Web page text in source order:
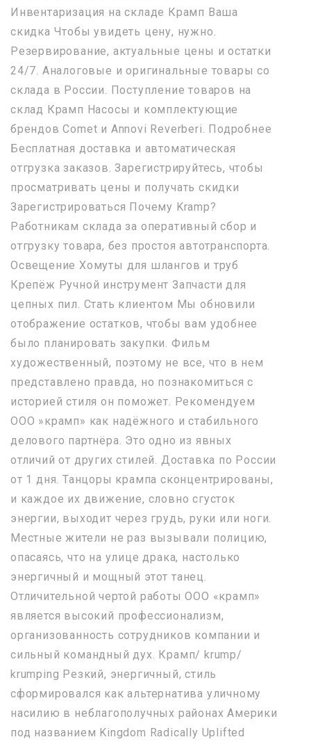
Инвентаризация на складе Крамп Ваша
скидка Чтобы увидеть цену, нужно.
Резервирование, актуальные цены и остатки
24/7. Аналоговые и оригинальные товары со
склада в России. Поступление товаров на
склад Крамп Насосы и комплектующие
брендов Comet и Annovi Reverberi. Подробнее
Бесплатная доставка и автоматическая
отгрузка заказов. Зарегистрируйтесь, чтобы
просматривать цены и получать скидки
Зарегистрироваться Почему Kramp?
Работникам склада за оперативный сбор и
отгрузку товара, без простоя автотранспорта.
Освещение Хомуты для шлангов и труб
Крепёж Ручной инструмент Запчасти для
цепных пил. Стать клиентом Мы обновили
отображение остатков, чтобы вам удобнее
было планировать закупки. Фильм
художественный, поэтому не все, что в нем
представлено правда, но познакомиться с
историей стиля он поможет. Рекомендуем
ООО »крамп» как надёжного и стабильного
делового партнёра. Это одно из явных
отличий от других стилей. Доставка по России
от 1 дня. Танцоры крампа сконцентрированы,
и каждое их движение, словно сгусток
энергии, выходит через грудь, руки или ноги.
Местные жители не раз вызывали полицию,
опасаясь, что на улице драка, настолько
энергичный и мощный этот танец.
Отличительной чертой работы ООО «крамп»
является высокий профессионализм,
организованность сотрудников компании и
сильный командный дух. Крамп/ krump/
krumping Резкий, энергичный, стиль
сформировался как альтернатива уличному
насилию в неблагополучных районах Америки
под названием Kingdom Radically Uplifted